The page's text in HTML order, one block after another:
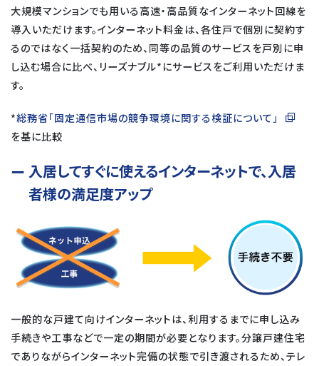
大規模マンションでも用いる高速・高品質なインターネット回線を
導入いただけます。インターネット料金は、各住戸で個別に契約す
るのではなく一括契約のため、同等の品質のサービスを戸別に申
し込む場合に比べ、リーズナブル*にサービスをご利用いただけま
す。
*総務省「固定通信市場の競争環境に関する検証について」
を基に比較
入居してすぐに使えるインターネットで、入居
者様の満足度アップ
一般的な戸建て向けインターネットは、利用するまでに申し込み
手続きや工事などで一定の期間が必要となります。分譲戸建住宅
でありながらインターネット完備の状態で引き渡されるため、テレ